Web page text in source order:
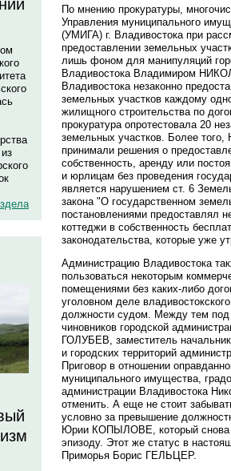
По мнению прокуратуры,
Управления муниципального
(УМИГА) г. Владивостока при
предоставлении земельных
лишь фоном для манипуляций
Владивостока Владимиром
Владивостока незаконно
земельных участков каждому
жилищного строительства по
прокуратура опротестовала 20
земельных участков. Более того,
принимали решения о
собственность, аренду или
и юрлицам без проведения
является нарушением ст. 6
закона "О государственном
постановлениями предоставлял
коттеджи в собственность
законодательства, которые уже
Администрацию Владивостока
пользоваться некоторым
помещениями без каких-либо
уголовном деле
должности судом. Между тем под
чиновников городской
ГОЛУБЕВ, заместитель
и городских территорий
Приговор в отношении
муниципального имущества,
администрации Владивостока
отменить. А еще не стоит
условно за превышение
Юрии КОПЫЛОВЕ, который снова
эпизоду. Этот же статус в
Приморья Борис ГЕЛЬЦЕР.